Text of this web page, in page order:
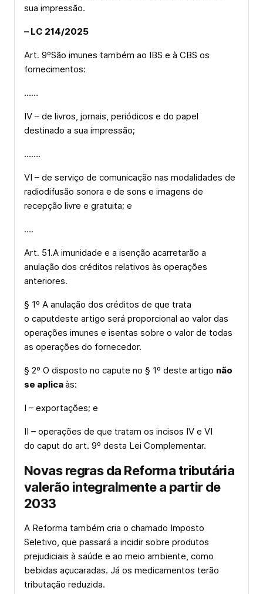
sua impressão.
– LC 214/2025
Art. 9ºSão imunes também ao IBS e à CBS os
fornecimentos:
……
IV – de livros, jornais, periódicos e do papel
destinado a sua impressão;
…….
VI – de serviço de comunicação nas modalidades de
radiodifusão sonora e de sons e imagens de
recepção livre e gratuita; e
….
Art. 51.A imunidade e a isenção acarretarão a
anulação dos créditos relativos às operações
anteriores.
§ 1º A anulação dos créditos de que trata
o caputdeste artigo será proporcional ao valor das
operações imunes e isentas sobre o valor de todas
as operações do fornecedor.
§ 2º O disposto no capute no § 1º deste artigo não
se aplicaàs:
I – exportações; e
II – operações de que tratam os incisos IV e VI
do caput do art. 9º desta Lei Complementar.
Novas regras da Reforma tributária
valerão integralmente a partir de
2033
A Reforma também cria o chamado Imposto
Seletivo, que passará a incidir sobre produtos
prejudiciais à saúde e ao meio ambiente, como
bebidas açucaradas. Já os medicamentos terão
tributação reduzida.